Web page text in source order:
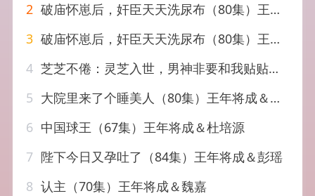
2 破庙怀崽后，奸臣天天洗尿布（80集）王年将成＆李十七
3 破庙怀崽后，奸臣天天洗尿布（80集）王年将成＆李十七 (2026
4 芝芝不倦：灵芝入世，男神非要和我贴贴（70集）王年将成&朱林雨
5 大院里来了个睡美人（80集）王年将成＆彭瑶
6 中国球王（67集）王年将成＆杜培源
7 陛下今日又孕吐了（84集）王年将成＆彭瑶
8 认主（70集）王年将成＆魏嘉